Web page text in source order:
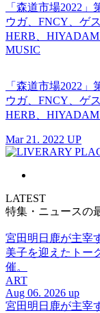
「森道市場2022
ウガ、FNCY、ゲ
HERB、HIYADAM
MUSIC
「森道市場2022
ウガ、FNCY、ゲ
HERB、HIYADAM
Mar 21. 2022 UP
LATEST
特集・ニュースの
宮田明日鹿が主宰
美子を迎えたトー
催。
ART
Aug 06. 2026 up
宮田明日鹿が主宰